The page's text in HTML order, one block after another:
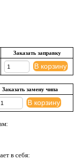
Заказать заправку
В корзину
Заказать замену чипа
В корзину
в себя: